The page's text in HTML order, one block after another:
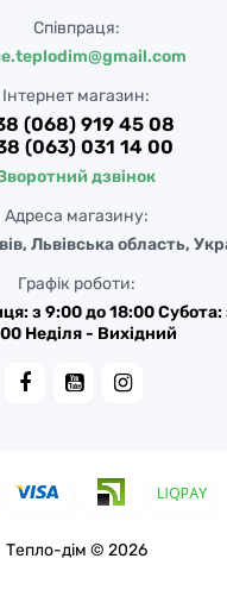
Співпраця:
Інтернет магазин:
(068) 919 45 08
(063) 031 14 00
дзвінок
Адреса магазину:
Львівська область,
Графік роботи:
з 9:00 до 18:00 Субота:
Неділя - Вихідний
Тепло-дім © 2026